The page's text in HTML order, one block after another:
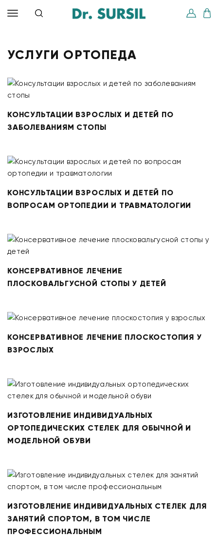
УСЛУГИ ОРТОПЕДА
КОНСУЛЬТАЦИИ ВЗРОСЛЫХ И ДЕТЕЙ ПО
ЗАБОЛЕВАНИЯМ СТОПЫ
КОНСУЛЬТАЦИИ ВЗРОСЛЫХ И ДЕТЕЙ ПО
ВОПРОСАМ ОРТОПЕДИИ И ТРАВМАТОЛОГИИ
КОНСЕРВАТИВНОЕ ЛЕЧЕНИЕ
ПЛОСКОВАЛЬГУСНОЙ СТОПЫ У ДЕТЕЙ
КОНСЕРВАТИВНОЕ ЛЕЧЕНИЕ ПЛОСКОСТОПИЯ У
ВЗРОСЛЫХ
ИЗГОТОВЛЕНИЕ ИНДИВИДУАЛЬНЫХ
ОРТОПЕДИЧЕСКИХ СТЕЛЕК ДЛЯ ОБЫЧНОЙ И
МОДЕЛЬНОЙ ОБУВИ
ИЗГОТОВЛЕНИЕ ИНДИВИДУАЛЬНЫХ СТЕЛЕК ДЛЯ
ЗАНЯТИЙ СПОРТОМ, В ТОМ ЧИСЛЕ
ПРОФЕССИОНАЛЬНЫМ